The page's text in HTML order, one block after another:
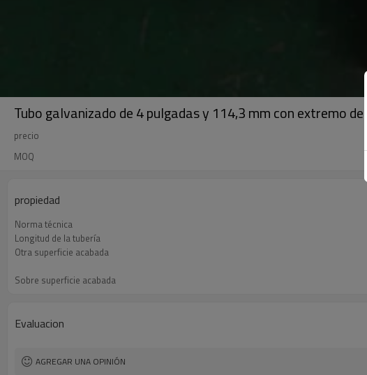
Tubo galvanizado de 4 pulgadas y 114,3 mm con extremo
precio
MOQ
propiedad
Norma técnica
Longitud de la tubería
Otra superficie acabada
Sobre superficie acabada
Evaluacion
AGREGAR UNA OPINIÓN